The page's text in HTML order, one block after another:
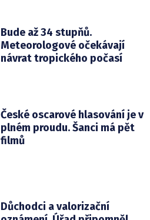
Bude až 34 stupňů.
Meteorologové očekávají
návrat tropického počasí
České oscarové hlasování je v
plném proudu. Šanci má pět
filmů
Důchodci a valorizační